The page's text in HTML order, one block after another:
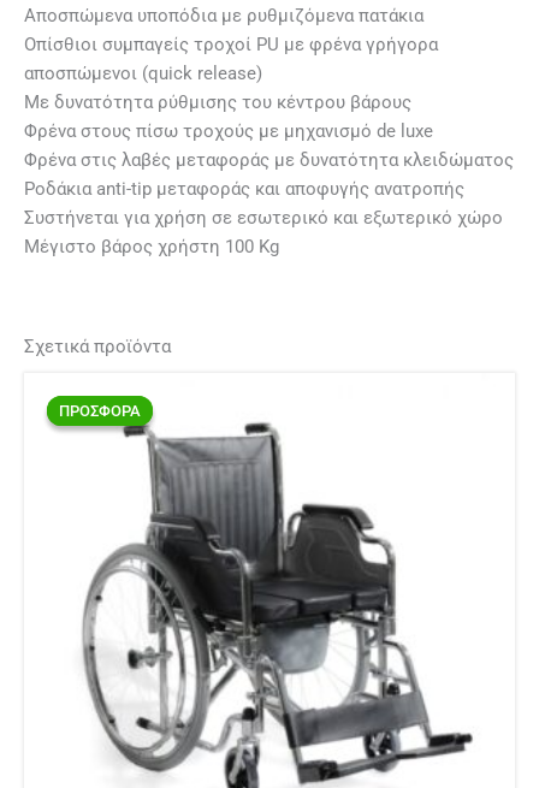
Αποσπώμενα υποπόδια με ρυθμιζόμενα πατάκια
Οπίσθιοι συμπαγείς τροχοί PU με φρένα γρήγορα
αποσπώμενοι (quick release)
Με δυνατότητα ρύθμισης του κέντρου βάρους
Φρένα στους πίσω τροχούς με μηχανισμό de luxe
Φρένα στις λαβές μεταφοράς με δυνατότητα κλειδώματος
Ροδάκια anti-tip μεταφοράς και αποφυγής ανατροπής
Συστήνεται για χρήση σε εσωτερικό και εξωτερικό χώρο
Μέγιστο βάρος χρήστη 100 Kg
Σχετικά προϊόντα
ΠΡΟΣΦΟΡΑ
ΠΡΟΣΦΟΡΑ
price
was:
345,00 €.είναι:
315,00 €.